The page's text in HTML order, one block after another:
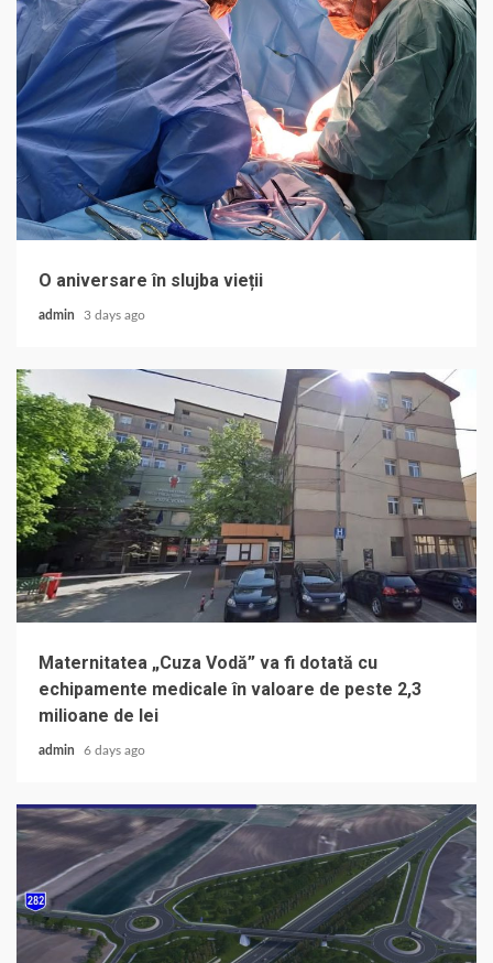
O aniversare în slujba vieții
admin 3 days ago
Maternitatea „Cuza Vodă” va fi dotată cu
echipamente medicale în valoare de peste 2,3
milioane de lei
admin 6 days ago